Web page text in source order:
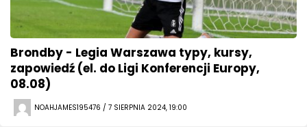
Brondby - Legia Warszawa typy, kursy,
zapowiedź (el. do Ligi Konferencji Europy,
08.08)
NOAHJAMES195476 / 7 SIERPNIA 2024, 19:00